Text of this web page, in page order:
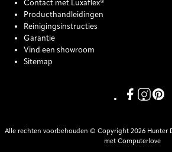
Contact met Luxaflex®
Producthandleidingen
Reinigingsinstructies
Garantie
Vind een showroom
Sitemap
LinkLink
Alle rechten voorbehouden © Copyright 2026 Hunter
met Computerlove